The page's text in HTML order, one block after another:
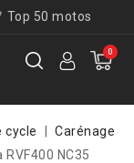
Top 50 motos
0
cycle
Carénage
NC35